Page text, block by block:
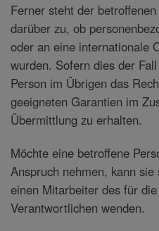
Ferner steht der
darüber zu, ob
oder an eine internationale
wurden. Sofern dies der
Person im Übrigen das
geeigneten Garantien im
Übermittlung zu erhalten.
Möchte eine betroffene
Anspruch nehmen, kann
einen Mitarbeiter des für
Verantwortlichen wenden.